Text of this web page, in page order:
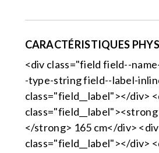
CARACTÉRISTIQUES
<div class="field field--
-type-string field--label-
class="field__label"></div>
</strong> 165 cm</div> <div
class="field__label"></div>